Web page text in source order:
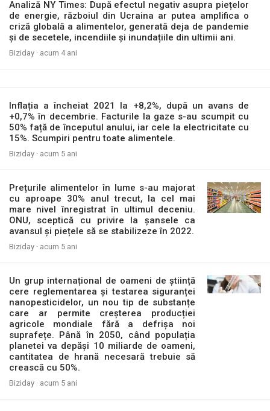
Analiză NY Times: După efectul negativ asupra piețelor
de energie, războiul din Ucraina ar putea amplifica o
criză globală a alimentelor, generată deja de pandemie
și de secetele, incendiile și inundațiile din ultimii ani.
Biziday · acum 4 ani
Inflația a încheiat 2021 la +8,2%, după un avans de
+0,7% în decembrie. Facturile la gaze s-au scumpit cu
50% față de începutul anului, iar cele la electricitate cu
15%. Scumpiri pentru toate alimentele.
Biziday · acum 5 ani
Prețurile alimentelor în lume s-au majorat
cu aproape 30% anul trecut, la cel mai
mare nivel înregistrat în ultimul deceniu.
ONU, sceptică cu privire la șansele ca
avansul și piețele să se stabilizeze în 2022.
Biziday · acum 5 ani
Un grup internațional de oameni de știință
cere reglementarea și testarea siguranței
nanopesticidelor, un nou tip de substanțe
care ar permite creșterea producției
agricole mondiale fără a defrișa noi
suprafețe. Până în 2050, când populația
planetei va depăși 10 miliarde de oameni,
cantitatea de hrană necesară trebuie să
crească cu 50%.
Biziday · acum 5 ani